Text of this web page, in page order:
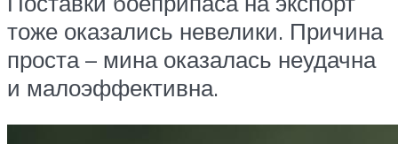
тоже оказались невелики. Причина
проста – мина оказалась неудачна
и малоэффективна.